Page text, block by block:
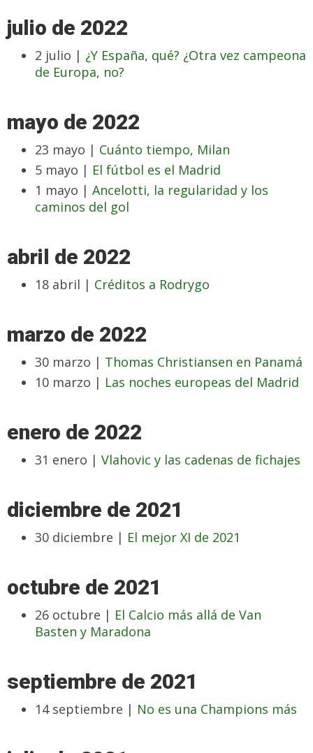
julio de 2022
2 julio | ¿Y España, qué? ¿Otra vez campeona
de Europa, no?
mayo de 2022
23 mayo | Cuánto tiempo, Milan
5 mayo | El fútbol es el Madrid
1 mayo | Ancelotti, la regularidad y los
caminos del gol
abril de 2022
18 abril | Créditos a Rodrygo
marzo de 2022
30 marzo | Thomas Christiansen en Panamá
10 marzo | Las noches europeas del Madrid
enero de 2022
31 enero | Vlahovic y las cadenas de fichajes
diciembre de 2021
30 diciembre | El mejor XI de 2021
octubre de 2021
26 octubre | El Calcio más allá de Van
Basten y Maradona
septiembre de 2021
14 septiembre | No es una Champions más